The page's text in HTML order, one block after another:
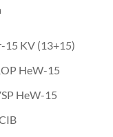
15 KV (13+15)
HeW-15
HeW-15